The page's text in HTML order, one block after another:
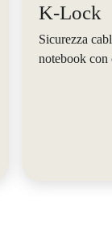
K-Lock
Sicurezza
notebook con